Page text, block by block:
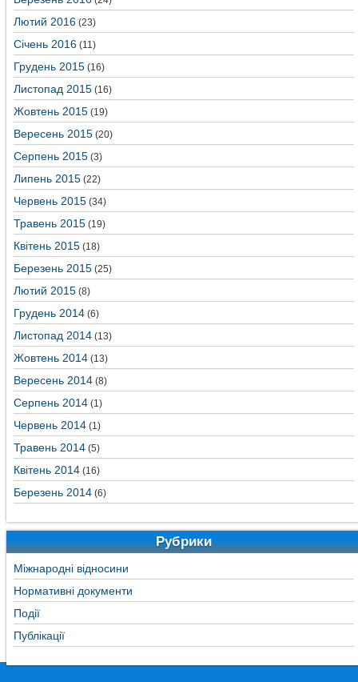
Лютий 2016 (23)
Січень 2016 (11)
Грудень 2015 (16)
Листопад 2015 (16)
Жовтень 2015 (19)
Вересень 2015 (20)
Серпень 2015 (3)
Липень 2015 (22)
Червень 2015 (34)
Травень 2015 (19)
Квітень 2015 (18)
Березень 2015 (25)
Лютий 2015 (8)
Грудень 2014 (6)
Листопад 2014 (13)
Жовтень 2014 (13)
Вересень 2014 (8)
Серпень 2014 (1)
Червень 2014 (1)
Травень 2014 (5)
Квітень 2014 (16)
Березень 2014 (6)
Рубрики
Міжнародні відносини
Нормативні документи
Події
Публікації